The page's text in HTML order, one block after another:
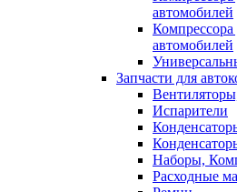
автомобилей
Компрессора
автомобилей
Запчасти для
Испарители
Наборы,
Расходные